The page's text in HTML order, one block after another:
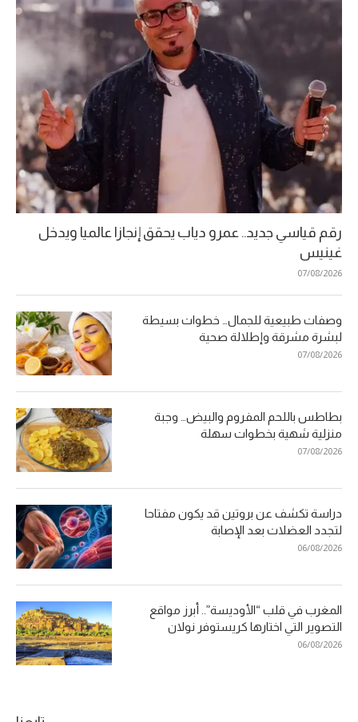
رقم قياسي جديد.. عمرو دياب يحقق إنجازا عالميا ويدخل
غينيس
07/08/2026
وصفات طبيعية للجمال… خطوات بسيطة
لبشرة مشرقة وإطلالة صحية
07/08/2026
بطاطس باللحم المفروم والبيض… وجبة
منزلية شهية بخطوات سهلة
07/08/2026
دراسة تكشف عن بروتين قد يكون مفتاحا
لتجدد العضلات بعد الإصابة
06/08/2026
المغرب في قلب “الأوديسة”.. أبرز مواقع
التصوير التي اختارها كريستوفر نولان
06/08/2026